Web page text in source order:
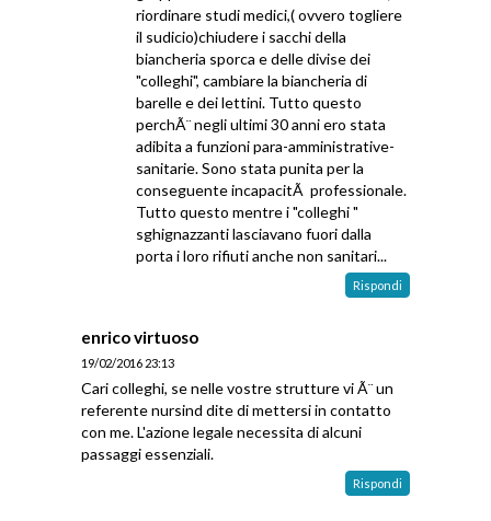
riordinare studi medici,( ovvero togliere
il sudicio)chiudere i sacchi della
biancheria sporca e delle divise dei
"colleghi", cambiare la biancheria di
barelle e dei lettini. Tutto questo
perchÃ¨ negli ultimi 30 anni ero stata
adibita a funzioni para-amministrative-
sanitarie. Sono stata punita per la
conseguente incapacitÃ professionale.
Tutto questo mentre i "colleghi "
sghignazzanti lasciavano fuori dalla
porta i loro rifiuti anche non sanitari...
Rispondi
enrico virtuoso
19/02/2016 23:13
Cari colleghi, se nelle vostre strutture vi Ã¨ un
referente nursind dite di mettersi in contatto
con me. L'azione legale necessita di alcuni
passaggi essenziali.
Rispondi